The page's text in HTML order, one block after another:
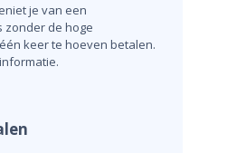
je van een
zonder de hoge
keer te hoeven betalen.